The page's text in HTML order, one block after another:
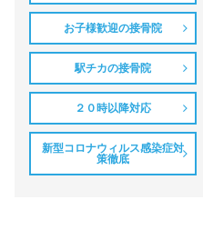
お子様歓迎の接骨院
駅チカの接骨院
２０時以降対応
新型コロナウィルス感染症対
策徹底